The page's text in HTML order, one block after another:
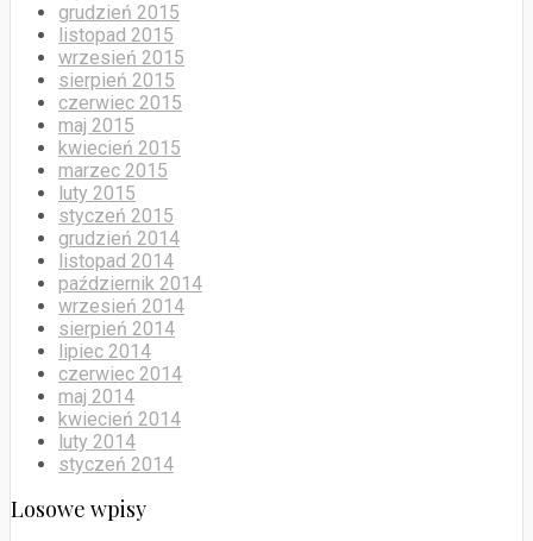
grudzień 2015
listopad 2015
wrzesień 2015
sierpień 2015
czerwiec 2015
maj 2015
kwiecień 2015
marzec 2015
luty 2015
styczeń 2015
grudzień 2014
listopad 2014
październik 2014
wrzesień 2014
sierpień 2014
lipiec 2014
czerwiec 2014
maj 2014
kwiecień 2014
luty 2014
styczeń 2014
Losowe wpisy